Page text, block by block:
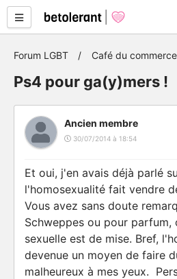
Forum LGBT Café du commerce
Ps4 pour ga(y)mers !
Ancien membre
30/07/2014 à 18:54
Et oui, j'en avais déjà parlé
l'homosexualité fait vendre
Vous avez sans doute
Schweppes ou pour parfum,
sexuelle est de mise. Bref,
devenue un moyen de faire
malheureux à mes yeux.